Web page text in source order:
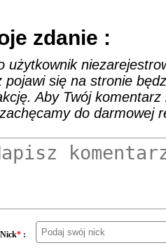
zdanie :
użytkownik
się na stronie
Aby Twój
do darmowej
Nick* :